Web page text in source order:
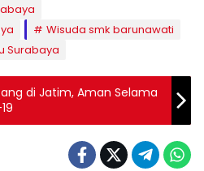
Wisuda smk barunawati
Surabaya
di Jatim, Aman Selama